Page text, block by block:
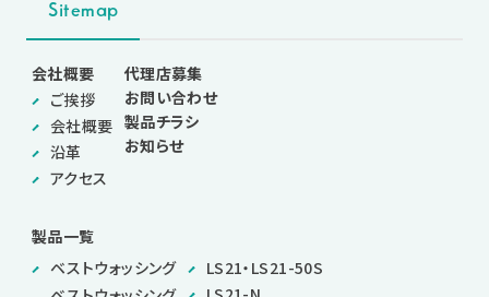
Sitemap
会社概要
ご挨拶
会社概要
沿革
アクセス
代理店募集
お問い合わせ
製品チラシ
お知らせ
製品一覧
ベストウォッシング
LS21・LS21-50S